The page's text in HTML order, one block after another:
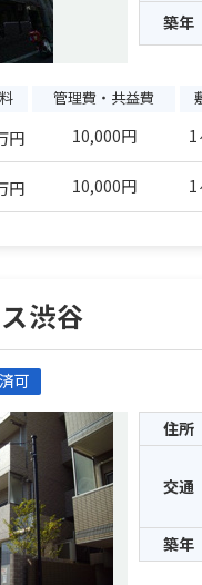
築年
管理費・共益費
円 10,000円 1
円 10,000円 1
渋谷
可
住所
交通
築年